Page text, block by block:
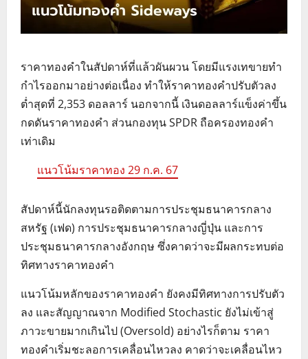
ราคาทองคำในสัปดาห์ที่แล้วผันผวน โดยมีแรงเทขายทำ
กำไรออกมาอย่างต่อเนื่อง ทำให้ราคาทองคำปรับตัวลง
ต่ำสุดที่ 2,353 ดอลลาร์ นอกจากนี้ เงินดอลลาร์แข็งค่าขึ้น
กดดันราคาทองคำ ส่วนกองทุน SPDR ถือครองทองคำ
เท่าเดิม
แนวโน้มราคาทอง 29 ก.ค. 67
สัปดาห์นี้นักลงทุนรอติดตามการประชุมธนาคารกลาง
สหรัฐ (เฟด) การประชุมธนาคารกลางญี่ปุ่น และการ
ประชุมธนาคารกลางอังกฤษ ซึ่งคาดว่าจะมีผลกระทบต่อ
ทิศทางราคาทองคำ
แนวโน้มหลักของราคาทองคำ ยังคงมีทิศทางการปรับตัว
ลง และสัญญาณจาก Modified Stochastic ยังไม่เข้าสู่
ภาวะขายมากเกินไป (Oversold) อย่างไรก็ตาม ราคา
ทองคำเริ่มชะลอการเคลื่อนไหวลง คาดว่าจะเคลื่อนไหว